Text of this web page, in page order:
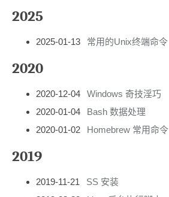
2025
2025-01-13 常用的Unix终端命令
2020
2020-12-04
Windows 奇技淫巧
2020-01-04
Bash 数据处理
2020-01-02
Homebrew 常用命令
2019
2019-11-21
SS 安装